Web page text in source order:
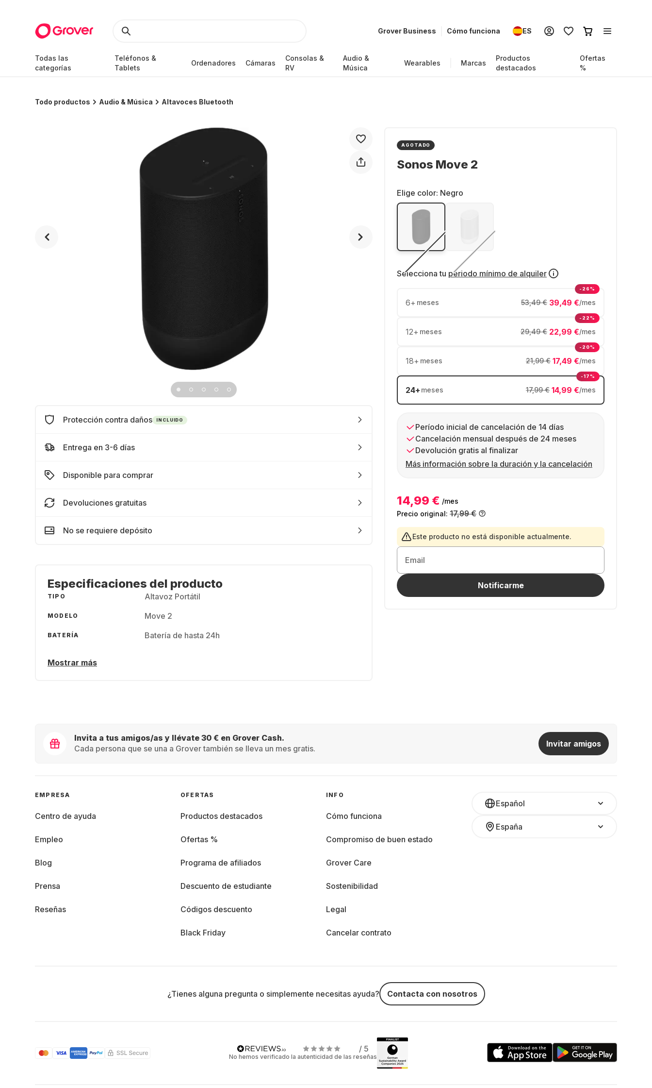
Grover Business Cómo funciona ES
Todas las
categorías
Teléfonos &
Tablets
Ordenadores Cámaras
Consolas &
RV
Audio &
Música
Wearables Marcas
Productos
destacados
Ofertas
%
Todo productos Audio & Música Altavoces Bluetooth
AGOTADO
Sonos Move 2
Elige color: Negro
Selecciona tu periodo mínimo de alquiler
6+ meses 39,49 €/mes
53,49 €
-26%
12+ meses 22,99 €/mes
29,49 €
-22%
18+ meses 17,49 €/mes
21,99 €
-20%
24+ meses 14,99 €/mes
17,99 €
-17%
Período inicial de cancelación de 14 días
Cancelación mensual después de 24 meses
Devolución gratis al finalizar
Más información sobre la duración y la cancelación
14,99 € /mes
Precio original: 17,99 €
Este producto no está disponible actualmente.
Email
Notificarme
Protección contra daños INCLUIDO
Entrega en 3-6 días
Disponible para comprar
Devoluciones gratuitas
No se requiere depósito
Especificaciones del producto
TIPO Altavoz Portátil
MODELO Move 2
BATERÍA Batería de hasta 24h
Mostrar más
Invita a tus amigos/as y llévate 30 € en Grover Cash.
Cada persona que se una a Grover también se lleva un mes gratis.
Invitar amigos
Español
España
EMPRESA
Centro de ayuda
Empleo
Blog
Prensa
Reseñas
OFERTAS
Productos destacados
Ofertas %
Programa de afiliados
Descuento de estudiante
Códigos descuento
Black Friday
INFO
Cómo funciona
Compromiso de buen estado
Grover Care
Sostenibilidad
Legal
Cancelar contrato
¿Tienes alguna pregunta o simplemente necesitas ayuda? Contacta con nosotros
/ 5
No hemos verificado la autenticidad de las reseñas